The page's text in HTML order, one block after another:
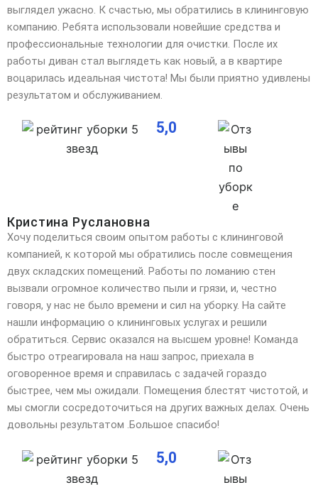
выглядел ужасно. К счастью, мы обратились в клининговую
компанию. Ребята использовали новейшие средства и
профессиональные технологии для очистки. После их
работы диван стал выглядеть как новый, а в квартире
воцарилась идеальная чистота! Мы были приятно удивлены
результатом и обслуживанием.
5,0
Кристина Руслановна
Хочу поделиться своим опытом работы с клининговой
компанией, к которой мы обратились после совмещения
двух складских помещений. Работы по ломанию стен
вызвали огромное количество пыли и грязи, и, честно
говоря, у нас не было времени и сил на уборку. На сайте
нашли информацию о клининговых услугах и решили
обратиться. Сервис оказался на высшем уровне! Команда
быстро отреагировала на наш запрос, приехала в
оговоренное время и справилась с задачей гораздо
быстрее, чем мы ожидали. Помещения блестят чистотой, и
мы смогли сосредоточиться на других важных делах. Очень
довольны результатом .Большое спасибо!
5,0